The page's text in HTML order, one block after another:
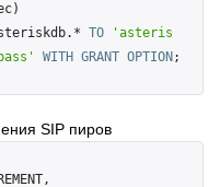
TO
'asteris
WITH GRANT OPTION ;
SIP пиров